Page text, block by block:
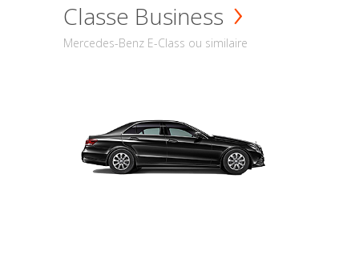
Classe Business
Mercedes-Benz E-Class ou similaire